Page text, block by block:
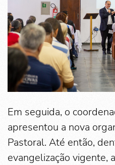
Em seguida, o
apresentou a nova
Pastoral. Até então,
evangelização vigente,